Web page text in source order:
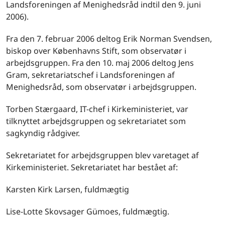
Landsforeningen af Menighedsråd indtil den 9. juni
2006).
Fra den 7. februar 2006 deltog Erik Norman Svendsen,
biskop over Københavns Stift, som observatør i
arbejdsgruppen. Fra den 10. maj 2006 deltog Jens
Gram, sekretariatschef i Landsforeningen af
Menighedsråd, som observatør i arbejdsgruppen.
Torben Stærgaard, IT-chef i Kirkeministeriet, var
tilknyttet arbejdsgruppen og sekretariatet som
sagkyndig rådgiver.
Sekretariatet for arbejdsgruppen blev varetaget af
Kirkeministeriet. Sekretariatet har bestået af:
Karsten Kirk Larsen, fuldmægtig
Lise-Lotte Skovsager Gümoes, fuldmægtig.